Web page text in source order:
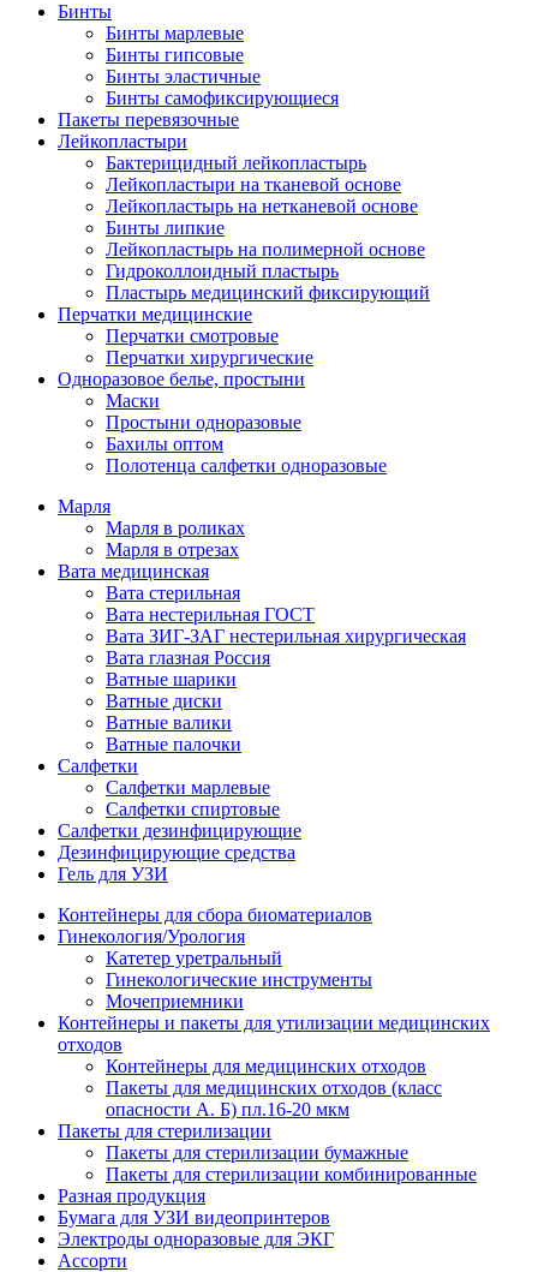
Бинты
Бинты марлевые
Бинты гипсовые
Бинты эластичные
Бинты самофиксирующиеся
Пакеты перевязочные
Лейкопластыри
Бактерицидный лейкопластырь
Лейкопластыри на тканевой основе
Лейкопластырь на нетканевой основе
Бинты липкие
Лейкопластырь на полимерной основе
Гидроколлоидный пластырь
Пластырь медицинский фиксирующий
Перчатки медицинские
Перчатки смотровые
Перчатки хирургические
Одноразовое белье, простыни
Маски
Простыни одноразовые
Бахилы оптом
Полотенца салфетки одноразовые
Марля
Марля в роликах
Марля в отрезах
Вата медицинская
Вата стерильная
Вата нестерильная ГОСТ
Вата ЗИГ-ЗАГ нестерильная хирургическая
Вата глазная Россия
Ватные шарики
Ватные диски
Ватные валики
Ватные палочки
Салфетки
Салфетки марлевые
Салфетки спиртовые
Салфетки дезинфицирующие
Дезинфицирующие средства
Гель для УЗИ
Контейнеры для сбора биоматериалов
Гинекология/Урология
Катетер уретральный
Гинекологические инструменты
Мочеприемники
Контейнеры и пакеты для утилизации медицинских
отходов
Контейнеры для медицинских отходов
Пакеты для медицинских отходов (класс
опасности А. Б) пл.16-20 мкм
Пакеты для стерилизации
Пакеты для стерилизации бумажные
Пакеты для стерилизации комбинированные
Разная продукция
Бумага для УЗИ видеопринтеров
Электроды одноразовые для ЭКГ
Ассорти